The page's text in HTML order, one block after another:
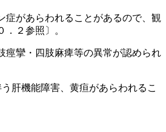
があらわれることがあるので、観
２参照〕。
攣・四肢麻痺等の異常が認められ
肝機能障害、黄疸があらわれるこ